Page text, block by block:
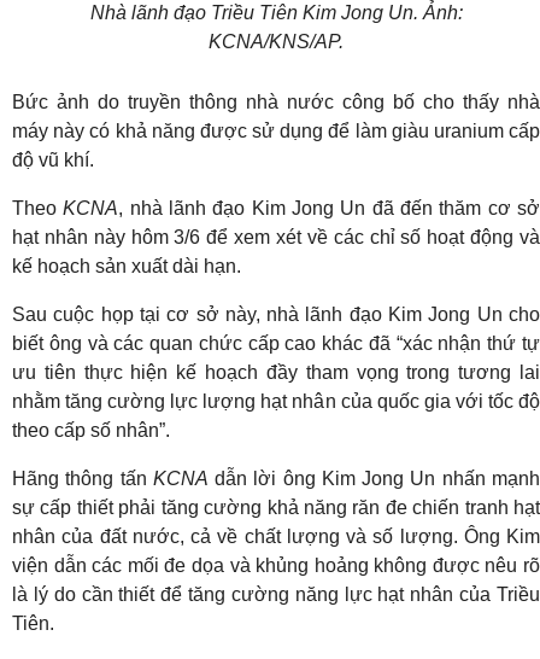
Nhà lãnh đạo Triều Tiên Kim Jong Un. Ảnh:
KCNA/KNS/AP.
Bức ảnh do truyền thông nhà nước công bố cho thấy nhà
máy này có khả năng được sử dụng để làm giàu uranium cấp
độ vũ khí.
Theo KCNA, nhà lãnh đạo Kim Jong Un đã đến thăm cơ sở
hạt nhân này hôm 3/6 để xem xét về các chỉ số hoạt động và
kế hoạch sản xuất dài hạn.
Sau cuộc họp tại cơ sở này, nhà lãnh đạo Kim Jong Un cho
biết ông và các quan chức cấp cao khác đã “xác nhận thứ tự
ưu tiên thực hiện kế hoạch đầy tham vọng trong tương lai
nhằm tăng cường lực lượng hạt nhân của quốc gia với tốc độ
theo cấp số nhân”.
Hãng thông tấn KCNA dẫn lời ông Kim Jong Un nhấn mạnh
sự cấp thiết phải tăng cường khả năng răn đe chiến tranh hạt
nhân của đất nước, cả về chất lượng và số lượng. Ông Kim
viện dẫn các mối đe dọa và khủng hoảng không được nêu rõ
là lý do cần thiết để tăng cường năng lực hạt nhân của Triều
Tiên.